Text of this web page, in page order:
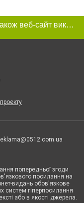
Цей сайт використовує «cookies». Також веб-сайт використовує інтернет-сервіс для збору технічних даних стосовно відвідувачів з метою отримання маркетингової та статистичної інформації. Умови обробки даних відвідувачів сайту див.
попередньої згоди
посилання на
видань обов'язкове
систем гіперпосилання
або в якості джерела.